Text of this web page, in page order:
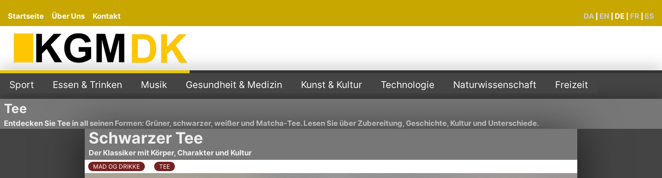
Startseite Über Uns Kontakt DA EN DE FR ES
Sport Essen & Trinken Musik Gesundheit & Medizin Kunst & Kultur Technologie Naturwissenschaft Freizeit
Tee
Entdecken Sie Tee in all seinen Formen: Grüner, schwarzer, weißer und Matcha-Tee. Lesen Sie über Zubereitung, Geschichte, Kultur und Unterschiede.
Schwarzer Tee
Der Klassiker mit Körper, Charakter und Kultur
MAD OG DRIKKE TEE